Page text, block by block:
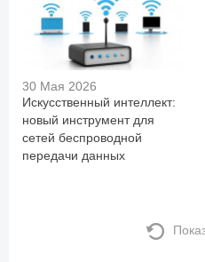
30 Мая 2026
Искусственный интеллект:
новый инструмент для
сетей беспроводной
передачи данных